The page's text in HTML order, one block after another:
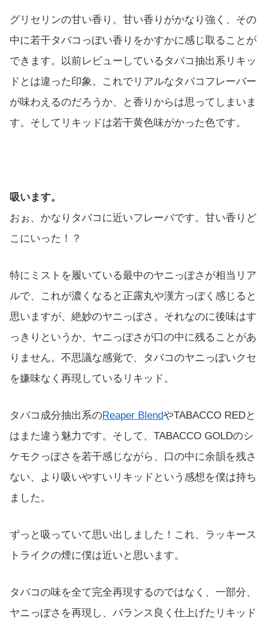
グリセリンの甘い香り。甘い香りがかなり強く、その
中に若干タバコっぽい香りをかすかに感じ取ることが
できます。以前レビューしているタバコ抽出系リキッ
ドとは違った印象。これでリアルなタバコフレーバー
が味わえるのだろうか、と香りからは思ってしまいま
す。そしてリキッドは若干黄色味がかった色です。
吸います。
おぉ、かなりタバコに近いフレーバです。甘い香りど
こにいった！？
特にミストを履いている最中のヤニっぽさが相当リア
ルで、これが濃くなると正露丸や漢方っぽく感じると
思いますが、絶妙のヤニっぽさ。それなのに後味はす
っきりというか、ヤニっぽさが口の中に残ることがあ
りません。不思議な感覚で、タバコのヤニっぽいクセ
を嫌味なく再現しているリキッド。
タバコ成分抽出系のReaper BlendやTABACCO REDと
はまた違う魅力です。そして、TABACCO GOLDのシ
ケモクっぽさを若干感じながら、口の中に余韻を残さ
ない、より吸いやすいリキッドという感想を僕は持ち
ました。
ずっと吸っていて思い出しました！これ、ラッキース
トライクの煙に僕は近いと思います。
タバコの味を全て完全再現するのではなく、一部分、
ヤニっぽさを再現し、バランス良く仕上げたリキッド